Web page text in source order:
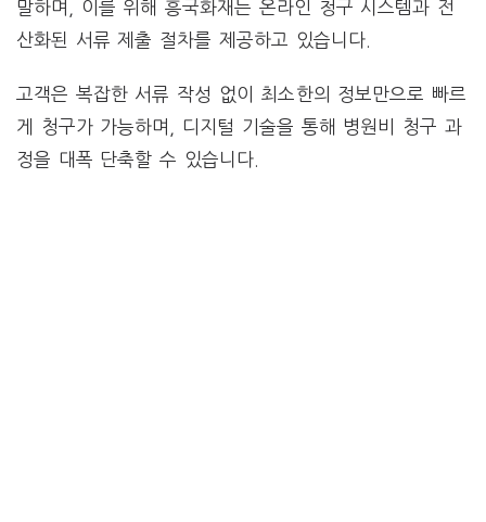
말하며, 이를 위해 흥국화재는 온라인 청구 시스템과 전
산화된 서류 제출 절차를 제공하고 있습니다.
고객은 복잡한 서류 작성 없이 최소한의 정보만으로 빠르
게 청구가 가능하며, 디지털 기술을 통해 병원비 청구 과
정을 대폭 단축할 수 있습니다.